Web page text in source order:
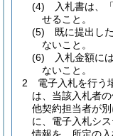
(4)
入札書は、
せること。
(5)
既に提出し
ないこと。
(6)
入札金額に
ないこと。
2
電子入札を行う
は、当該入札者
他契約担当者が
に、電子入札シ